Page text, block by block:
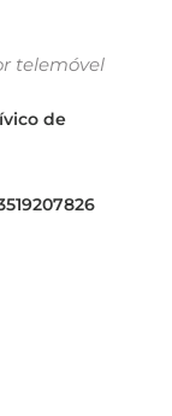
telemóvel
de